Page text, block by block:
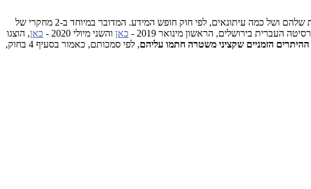
הנתונים שמוצגים כאן, נחשפו במחקרים אקדמיים. המספרים, שאציג כאן למטה, הושגו ע"י חוקרים באקדמיה ובמכוני מחקר, בפעילות מסועפת שלהם ושל כמה עיתונאים, לפי חוק חופש המידע. המדובר במיוחד ב-2 מחקרי של
בירושלים, הראשון מינואר 2019 - כאן והשני מיולי 2020 - כאן, הוצגו
הזמניים שקציני משטרה חתמו עליהם
, לפי סמכותם, כאמור בסעיף 4 בחוק,